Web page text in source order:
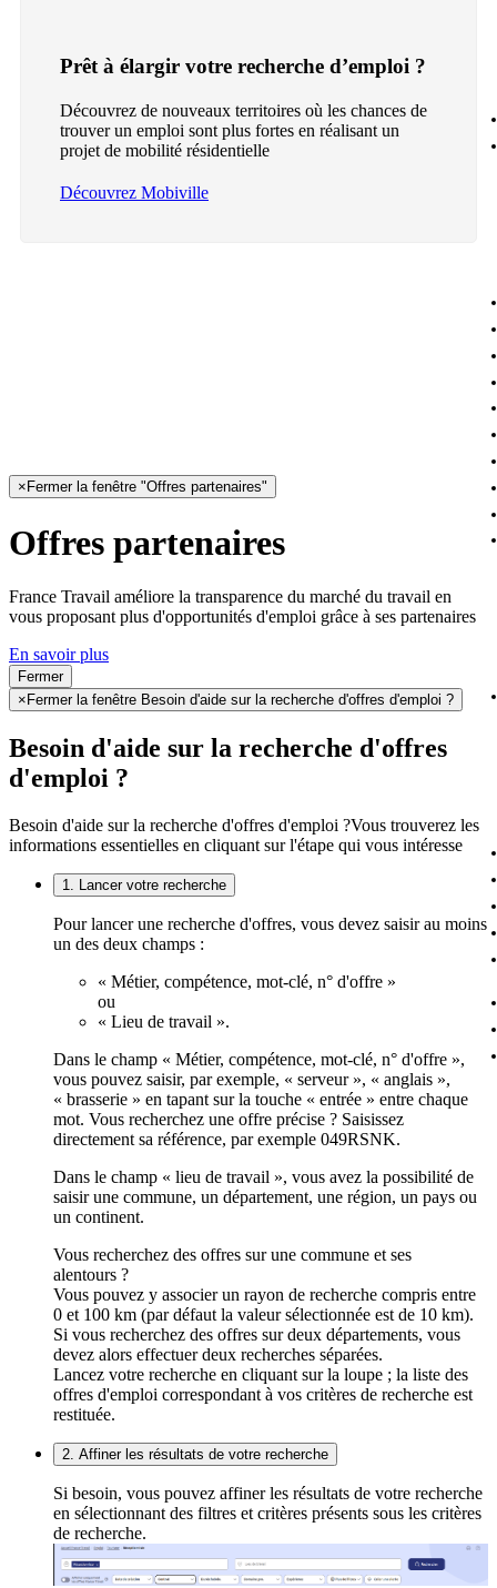
Prêt à élargir votre recherche d’emploi ?
Découvrez de nouveaux territoires où les chances de
trouver un emploi sont plus fortes en réalisant un
projet de mobilité résidentielle
Découvrez Mobiville
× Fermer la fenêtre "Offres partenaires"
Offres partenaires
France Travail améliore la transparence du marché du travail en
vous proposant plus d'opportunités d'emploi grâce à ses partenaires
En savoir plus
Fermer
× Fermer la fenêtre Besoin d'aide sur la recherche d'offres d'emploi ?
Besoin d'aide sur la recherche d'offres
d'emploi ?
Besoin d'aide sur la recherche d'offres d'emploi ?Vous trouverez les
informations essentielles en cliquant sur l'étape qui vous intéresse
1. Lancer votre recherche
Pour lancer une recherche d'offres, vous devez saisir au moins
un des deux champs :
« Métier, compétence, mot-clé, n° d'offre »
ou
« Lieu de travail ».
Dans le champ « Métier, compétence, mot-clé, n° d'offre »,
vous pouvez saisir, par exemple, « serveur », « anglais »,
« brasserie » en tapant sur la touche « entrée » entre chaque
mot. Vous recherchez une offre précise ? Saisissez
directement sa référence, par exemple 049RSNK.
Dans le champ « lieu de travail », vous avez la possibilité de
saisir une commune, un département, une région, un pays ou
un continent.
Vous recherchez des offres sur une commune et ses
alentours ?
Vous pouvez y associer un rayon de recherche compris entre
0 et 100 km (par défaut la valeur sélectionnée est de 10 km).
Si vous recherchez des offres sur deux départements, vous
devez alors effectuer deux recherches séparées.
Lancez votre recherche en cliquant sur la loupe ; la liste des
offres d'emploi correspondant à vos critères de recherche est
restituée.
2. Affiner les résultats de votre recherche
Si besoin, vous pouvez affiner les résultats de votre recherche
en sélectionnant des filtres et critères présents sous les critères
de recherche.